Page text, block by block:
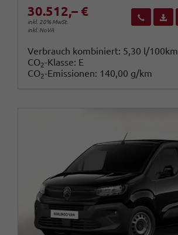
30.512,– €
inkl. 20% MwSt.
inkl. NoVA
Wir rufen
Verbrauch kombiniert: 5,30 l/100km
CO2-Klasse: E
CO2-Emissionen: 140,00 g/km